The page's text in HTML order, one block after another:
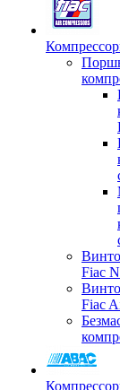
Fiac
Fiac